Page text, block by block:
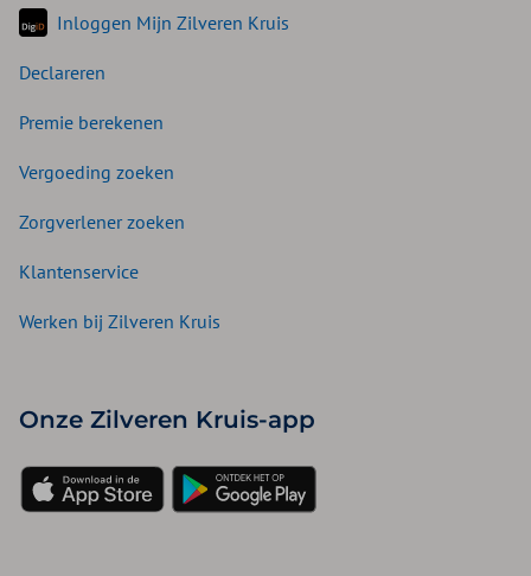
Inloggen Mijn Zilveren Kruis
Declareren
Premie berekenen
Vergoeding zoeken
Zorgverlener zoeken
Klantenservice
Werken bij Zilveren Kruis
Onze Zilveren Kruis-app